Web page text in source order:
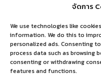
จัดการ
We use technologies like
information. We do this to
personalized ads. Consenting
process data such as browsing
consenting or withdrawing
features and functions.
หยิบใส่ตะกร้า